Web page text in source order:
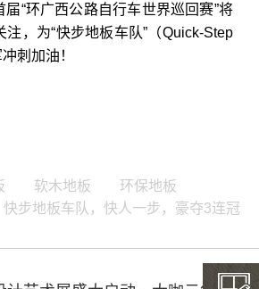
届“环广西公路自行车世界巡回赛”将
注，为“快步地板车队”（Quick-Step
刺加油！
软木地板
环保地板
快步地板车队，快人一步，豪夺3连冠